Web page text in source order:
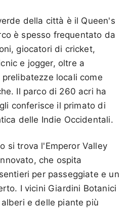
della città è il Queen's
è spesso frequentato da
giocatori di cricket,
e jogger, oltre a
locali come
Il parco di 260 acri ha
conferisce il primato di
delle Indie Occidentali.
si trova l'Emperor Valley
che ospita
per passeggiate e un
I vicini Giardini Botanici
e delle piante più